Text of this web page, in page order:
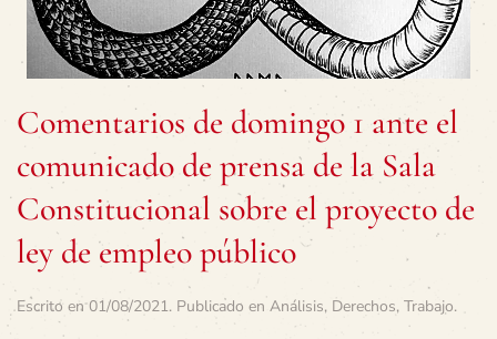
Comentarios de domingo 1 ante el
comunicado de prensa de la Sala
Constitucional sobre el proyecto de
ley de empleo público
Escrito en01/08/2021. Publicado en Análisis, Derechos, Trabajo.